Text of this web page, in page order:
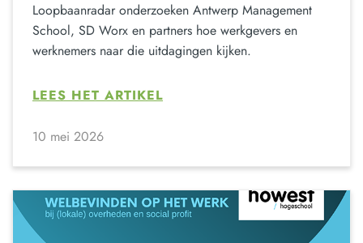
Loopbaanradar onderzoeken Antwerp Management
School, SD Worx en partners hoe werkgevers en
werknemers naar die uitdagingen kijken.
LEES HET ARTIKEL
10 mei 2026